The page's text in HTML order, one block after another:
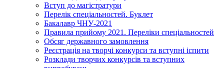
Вступ до магістратури
Перелік спеціальностей. Буклет
Бакалавр ЧНУ-2021
Правила прийому 2021. Переліки спеціальностей
Обсяг державного замовлення
Реєстрація на творчі конкурси та вступні іспити
Розклади творчих конкурсів та вступних